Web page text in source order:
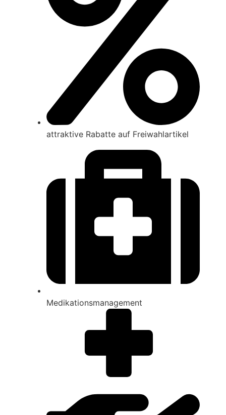
attraktive Rabatte auf Frei­wahl­artikel
Medikations­manage­ment